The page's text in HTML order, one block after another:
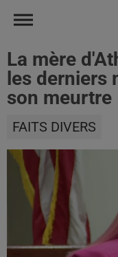
La mère
les derniers
son meurtre
FAITS DIVERS